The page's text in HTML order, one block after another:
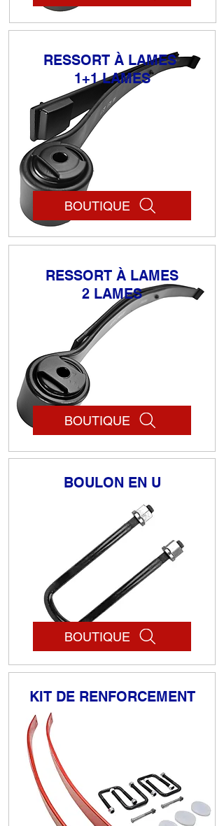
RESSORT À LAMES
1+1 LAMES
BOUTIQUE
RESSORT À LAMES
2 LAMES
BOUTIQUE
BOULON EN U
BOUTIQUE
KIT DE RENFORCEMENT